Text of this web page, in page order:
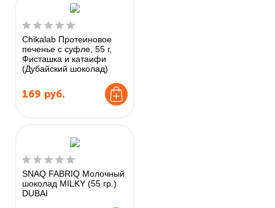
Chikalab Протеиновое
печенье с суфле, 55 г,
Фисташка и катаифи
(Дубайский шоколад)
169 руб.
SNAQ FABRIQ Молочный
шоколад MILKY (55 гр.)
DUBAI